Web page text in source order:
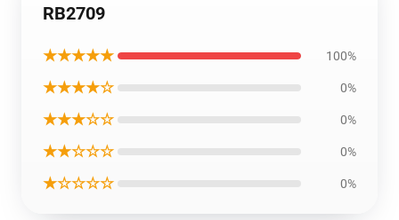
RB2709
★★★★★ 100%
★★★★☆ 0%
★★★☆☆ 0%
★★☆☆☆ 0%
★☆☆☆☆ 0%